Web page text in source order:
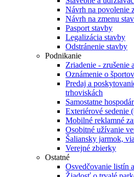
Návrh na povolenie
Návrh na zmenu
Pasport stavby
Legalizácia stavby
Odstránenie stavby
Podnikanie
Zriadenie - zrušenie
Oznámenie o
Predaj a
trhoviskách
Samostatne
Exteriérové sedenie
Mobilné reklamné
Osobitné užívanie
Šaliansky jarmok,
Verejné zbierky
Ostatné
Osvedčovanie listín